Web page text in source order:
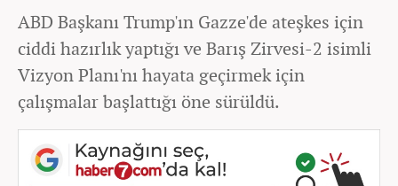
ABD Başkanı Trump'ın Gazze'de ateşkes için
ciddi hazırlık yaptığı ve Barış Zirvesi-2 isimli
Vizyon Planı'nı hayata geçirmek için
çalışmalar başlattığı öne sürüldü.